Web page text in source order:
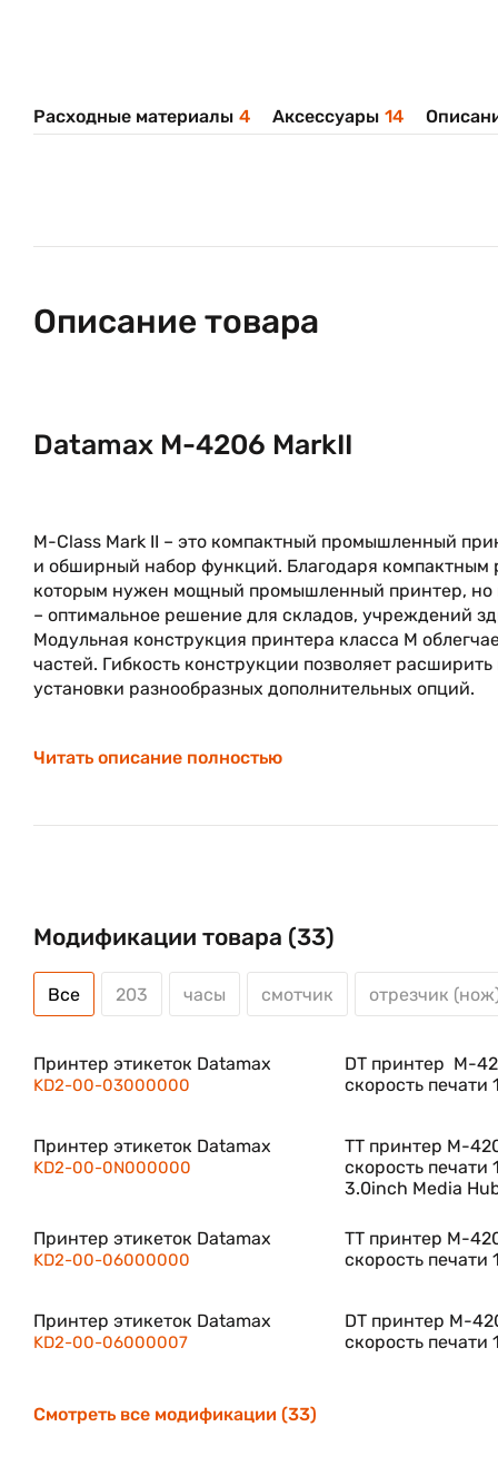
Расходные материалы 4 Аксессуары 14
Описание товара
Datamax M-4206 MarkII
M-Class Mark II – это компактный промышленный
и обширный набор функций. Благодаря компактным
которым нужен мощный промышленный принтер, но
– оптимальное решение для складов, учреждений
Модульная конструкция принтера класса M
частей. Гибкость конструкции позволяет
установки разнообразных дополнительных опций.
Принтер M-Class Mark II сокращает общую
управлении графический ЖК- дисплей для вывода
представленных на рынке по соотношению «цена/
Ключевые особенности:
Модульная конструкция
Эмуляция языка ZPL позволяет легко вписать
Поддержка универсальной намотки красящей
Широкие сетевые возможности: USB, RS232, LPT
М-класс - это серия принтеров среднего класса
принтеров M-4206 отлично соответствует
Читать описание полностью
Модификации товара (33)
Все 203 часы смотчик отрезчик
Принтер этикеток Datamax
KD2-00-03000000
DT принтер M-
скорость печати
Принтер этикеток Datamax
KD2-00-0N000000
TT принтер M-
скорость печати
3.0inch Media
Принтер этикеток Datamax
KD2-00-06000000
TT принтер M-
скорость печати
Принтер этикеток Datamax
KD2-00-06000007
DT принтер M-
скорость печати
Смотреть все модификации (33)